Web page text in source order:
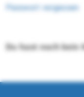
Passwort vergessen
Du hast noch kein